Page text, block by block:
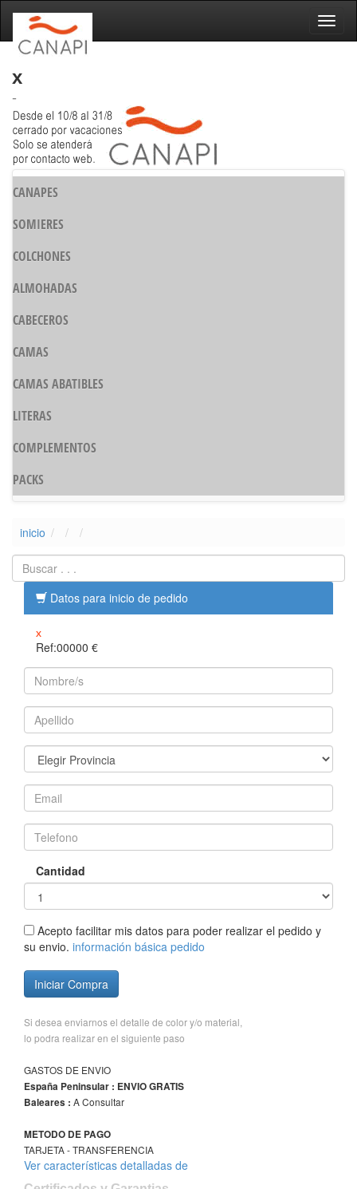
x
-
CANAPES
SOMIERES
COLCHONES
ALMOHADAS
CABECEROS
CAMAS
CAMAS ABATIBLES
LITERAS
COMPLEMENTOS
PACKS
inicio
Datos para inicio de pedido
x
Ref:00000 €
Cantidad
Acepto facilitar mis datos para poder realizar el pedido y
su envio. información básica pedido
Iniciar Compra
Si desea enviarnos el detalle de color y/o material,
lo podra realizar en el siguiente paso
GASTOS DE ENVIO
España Peninsular : ENVIO GRATIS
Baleares : A Consultar
METODO DE PAGO
TARJETA - TRANSFERENCIA
Ver características detalladas de